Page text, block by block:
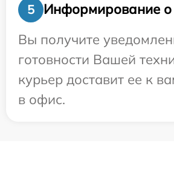
5
Информирование о
Вы получите
готовности Вашей
курьер доставит ее к
в офис.